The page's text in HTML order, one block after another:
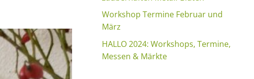
Workshop Termine Februar und
März
HALLO 2024: Workshops, Termine,
Messen & Märkte